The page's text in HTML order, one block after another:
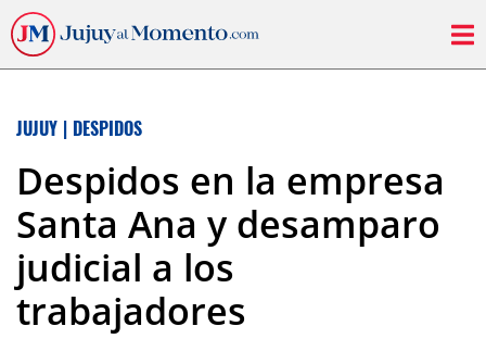
JUJUY | DESPIDOS
Despidos en la empresa
Santa Ana y desamparo
judicial a los
trabajadores